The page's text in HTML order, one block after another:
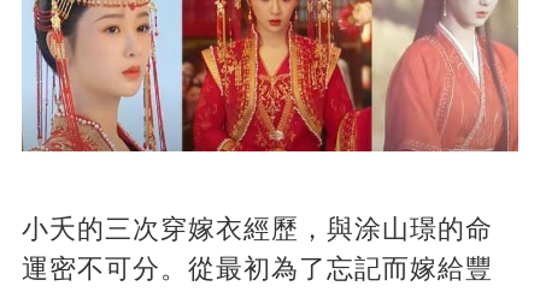
小夭的三次穿嫁衣經歷，與涂山璟的命
運密不可分。從最初為了忘記而嫁給豐